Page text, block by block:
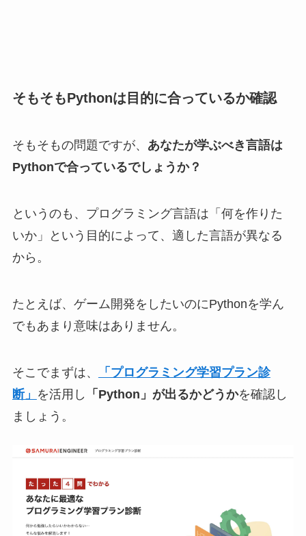
そもそもPythonは目的に合っているか確認
そもそもの問題ですが、 あなたが学ぶべき言語は
Pythonで合っているでしょうか？
というのも、プログラミング言語は「何を作りた
いか」という目的によって、適した言語が異なる
から。
たとえば、ゲーム開発をしたいのにPythonを学ん
でもあまり意味はありません。
そこでまずは、
「プログラミング学習プラン診
断」 を活用し 「Python」が出るかどうかを確認し
ましょう。